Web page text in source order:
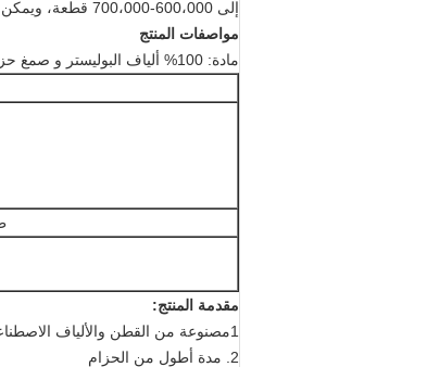
إلى 600،000-700،000 قطعة، ويمكن أن تصل إلى 1 مليون لوحة.
مواصفات المنتج
مادة: 100% ألياف البوليستر و صمغ حزام خاص
مقدمة المنتج:
1مصنوعة من القطن والألياف الاصطناعية
2. مدة أطول من الحزام